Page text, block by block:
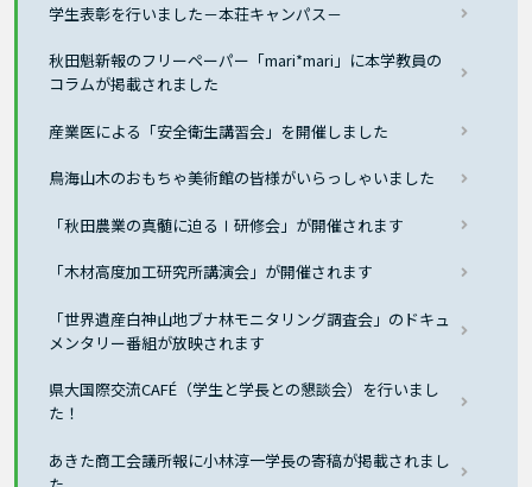
学生表彰を行いました－本荘キャンパス－
秋田魁新報のフリーペーパー「mari*mari」に本学教員の
コラムが掲載されました
産業医による「安全衛生講習会」を開催しました
鳥海山木のおもちゃ美術館の皆様がいらっしゃいました
「秋田農業の真髄に迫るⅠ研修会」が開催されます
「木材高度加工研究所講演会」が開催されます
「世界遺産白神山地ブナ林モニタリング調査会」のドキュ
メンタリー番組が放映されます
県大国際交流CAFÉ（学生と学長との懇談会）を行いまし
た！
あきた商工会議所報に小林淳一学長の寄稿が掲載されまし